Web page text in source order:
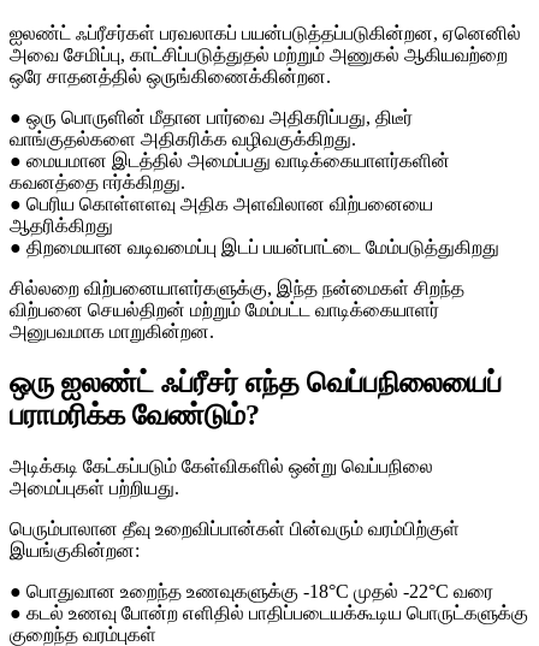
ஐலண்ட் ஃப்ரீசர்கள் பரவலாகப் பயன்படுத்தப்படுகின்றன, ஏனெனில்
அவை சேமிப்பு, காட்சிப்படுத்துதல் மற்றும் அணுகல் ஆகியவற்றை
ஒரே சாதனத்தில் ஒருங்கிணைக்கின்றன.
● ஒரு பொருளின் மீதான பார்வை அதிகரிப்பது, திடீர்
வாங்குதல்களை அதிகரிக்க வழிவகுக்கிறது.
● மையமான இடத்தில் அமைப்பது வாடிக்கையாளர்களின்
கவனத்தை ஈர்க்கிறது.
● பெரிய கொள்ளளவு அதிக அளவிலான விற்பனையை
ஆதரிக்கிறது
● திறமையான வடிவமைப்பு இடப் பயன்பாட்டை மேம்படுத்துகிறது
சில்லறை விற்பனையாளர்களுக்கு, இந்த நன்மைகள் சிறந்த
விற்பனை செயல்திறன் மற்றும் மேம்பட்ட வாடிக்கையாளர்
அனுபவமாக மாறுகின்றன.
ஒரு ஐலண்ட் ஃப்ரீசர் எந்த வெப்பநிலையைப்
பராமரிக்க வேண்டும்?
அடிக்கடி கேட்கப்படும் கேள்விகளில் ஒன்று வெப்பநிலை
அமைப்புகள் பற்றியது.
பெரும்பாலான தீவு உறைவிப்பான்கள் பின்வரும் வரம்பிற்குள்
இயங்குகின்றன:
● பொதுவான உறைந்த உணவுகளுக்கு -18°C முதல் -22°C வரை
● கடல் உணவு போன்ற எளிதில் பாதிப்படையக்கூடிய பொருட்களுக்கு
குறைந்த வரம்புகள்